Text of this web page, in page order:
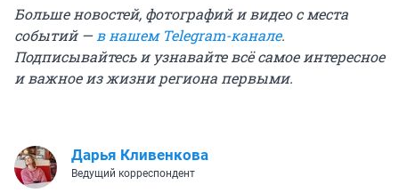
Больше новостей, фотографий и видео с места
событий —в нашем Telegram-канале.
Подписывайтесь и узнавайте всё самое интересное
и важное из жизни региона первыми.
Дарья Кливенкова
Ведущий корреспондент